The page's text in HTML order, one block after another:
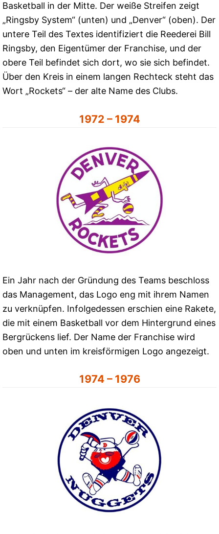
Basketball in der Mitte. Der weiße Streifen zeigt
„Ringsby System“ (unten) und „Denver“ (oben). Der
untere Teil des Textes identifiziert die Reederei Bill
Ringsby, den Eigentümer der Franchise, und der
obere Teil befindet sich dort, wo sie sich befindet.
Über den Kreis in einem langen Rechteck steht das
Wort „Rockets“ – der alte Name des Clubs.
1972 – 1974
Ein Jahr nach der Gründung des Teams beschloss
das Management, das Logo eng mit ihrem Namen
zu verknüpfen. Infolgedessen erschien eine Rakete,
die mit einem Basketball vor dem Hintergrund eines
Bergrückens lief. Der Name der Franchise wird
oben und unten im kreisförmigen Logo angezeigt.
1974 – 1976